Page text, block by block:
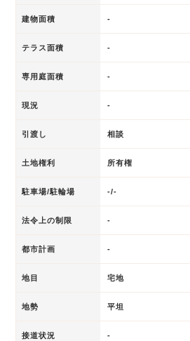
建物面積 -
テラス面積 -
専用庭面積 -
現況 -
引渡し 相談
土地権利 所有権
駐車場/駐輪場 -/-
法令上の制限 -
都市計画 -
地目 宅地
地勢 平坦
接道状況 -